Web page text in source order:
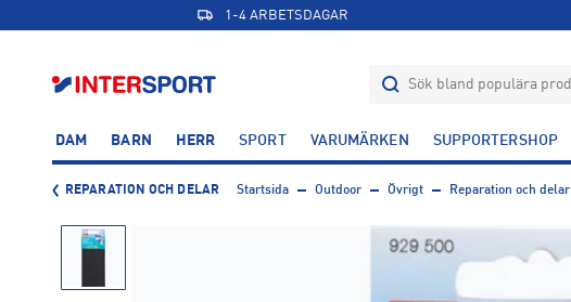
1-4 ARBETSDAGAR
DAM BARN HERR SPORT VARUMÄRKEN SUPPORTERSHOP
REPARATION OCH DELAR Startsida Outdoor Övrigt Reparation och delar